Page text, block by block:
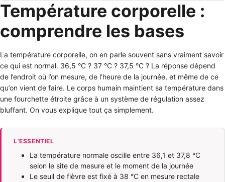
Température corporelle :
comprendre les bases
La température corporelle, on en parle souvent sans vraiment savoir
ce qui est normal. 36,5 °C ? 37 °C ? 37,5 °C ? La réponse dépend
de l’endroit où l’on mesure, de l’heure de la journée, et même de ce
qu’on vient de faire. Le corps humain maintient sa température dans
une fourchette étroite grâce à un système de régulation assez
bluffant. On vous explique tout ça simplement.
L’ESSENTIEL
La température normale oscille entre 36,1 et 37,8 °C
selon le site de mesure et le moment de la journée
Le seuil de fièvre est fixé à 38 °C en mesure rectale